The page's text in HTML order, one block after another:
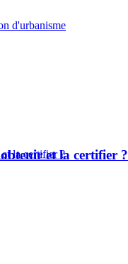
d'urbanisme
et la certifier ?